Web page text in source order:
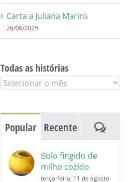
Carta a Juliana Marins
26/06/2025
Todas as histórias
Todas
Popular Recente
Bolo fingido de
milho cozido
terça-feira, 11 de agosto